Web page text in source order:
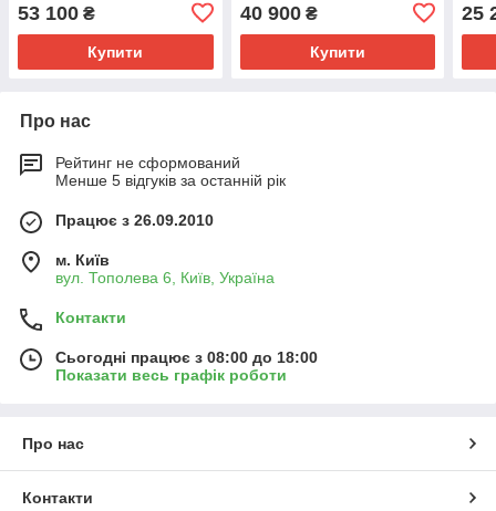
53 100 ₴
Купити
40 900₴
Купити
25
Про нас
Рейтинг не сформований
Менше 5 відгуків за останній рік
Працює з 26.09.2010
м. Київ
вул. Тополева 6, Київ, Україна
Контакти
Сьогодні працює з 08:00 до 18:00
Показати весь графік роботи
Про нас
Контакти